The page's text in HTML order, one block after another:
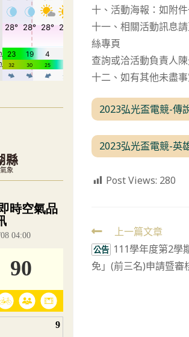
十、活動海報：如附件
十一、相關活動訊息
絲專頁
查詢或洽活動負責人
十二、如有其他未盡
2023弘光盃電競-傳
2023弘光盃電競-英
Post Views: 280
Read
more
articles
上一篇文章
公告 111學年度第2學
免」(前三名)申請暨審
縣
象
小工具為視覺預覽，完整即時空